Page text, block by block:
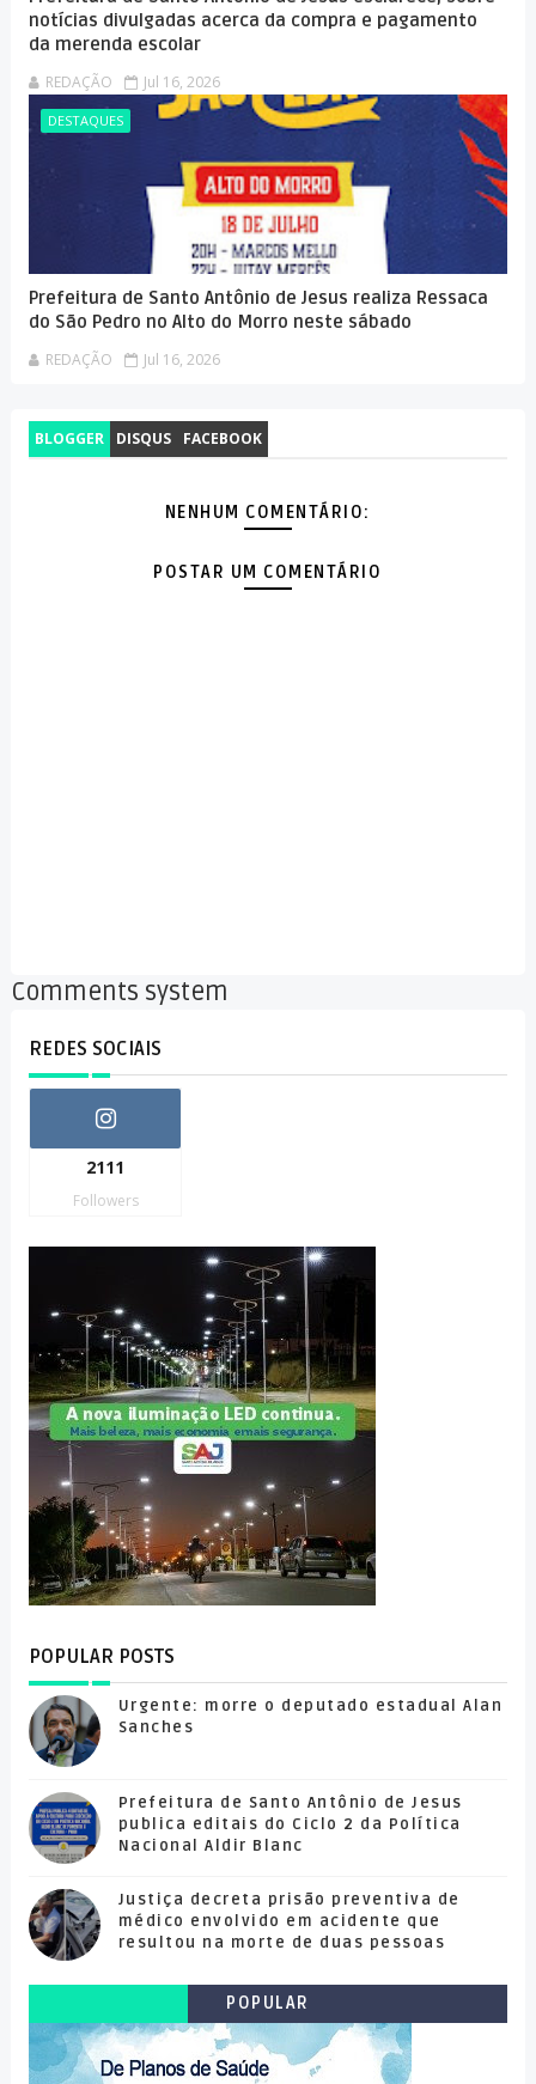
notícias divulgadas acerca da compra e pagamento
da merenda escolar
REDAÇÃO Jul 16, 2026
DESTAQUES
Prefeitura de Santo Antônio de Jesus realiza Ressaca
do São Pedro no Alto do Morro neste sábado
REDAÇÃO Jul 16, 2026
BLOGGER DISQUS FACEBOOK
NENHUM COMENTÁRIO:
POSTAR UM COMENTÁRIO
Comments system
REDES SOCIAIS
2111
Followers
POPULAR POSTS
Urgente: morre o deputado estadual Alan
Sanches
Prefeitura de Santo Antônio de Jesus
publica editais do Ciclo 2 da Política
Nacional Aldir Blanc
Justiça decreta prisão preventiva de
médico envolvido em acidente que
resultou na morte de duas pessoas
POPULAR